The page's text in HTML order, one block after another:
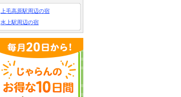
上毛高原駅周辺の宿
水上駅周辺の宿